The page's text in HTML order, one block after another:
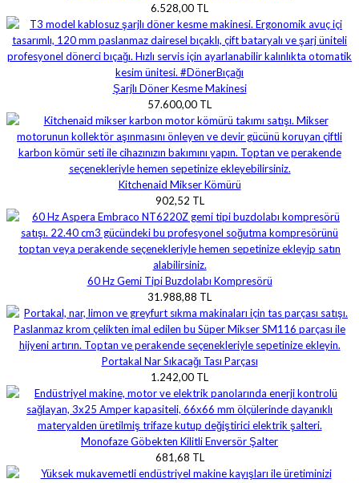
6.528,00 TL
Şarjlı Döner Kesme Makinesi
57.600,00 TL
Kitchenaid Mikser Kömürü
902,52 TL
60 Hz Gemi Tipi Buzdolabı Kompresörü
31.988,88 TL
Portakal Nar Sıkacağı Tası Parçası
1.242,00 TL
Monofaze Göbekten Kilitli Enversör Şalter
681,68 TL